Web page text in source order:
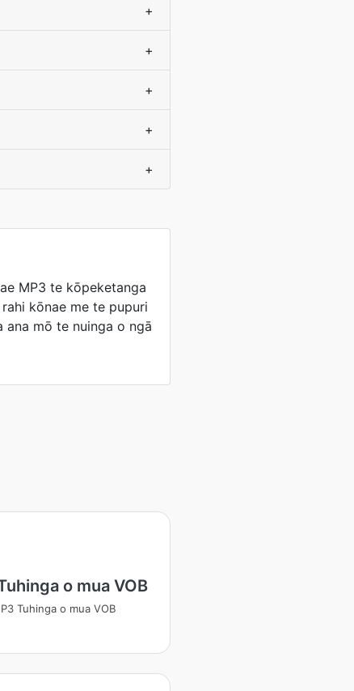
+
+
+
+
+
MP3 te kōpeketanga
kōnae me te pupuri
mō te nuinga o ngā
o mua VOB
Tuhinga o mua VOB